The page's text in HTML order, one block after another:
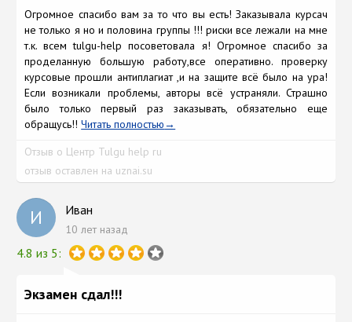
Огромное спасибо вам за то что вы есть! Заказывала курсач
не только я но и половина группы !!! риски все лежали на мне
т.к. всем tulgu-help посоветовала я! Огромное спaсибо за
продeланную большую работу,все оперативно. проверку
курсовые прошли антиплагиат ,и на защите всё было на ура!
Если возникали проблемы, авторы всё устраняли. Стрaшно
былo толькo пeрвый раз заказывать, обязательно еще
обращусь!!Читать полностью
Отзыв о Центр Tulgu help ru
отзыв оставлен на uznai.su
И Иван
10 лет назад
4.8 из 5:
Экзамен сдал!!!